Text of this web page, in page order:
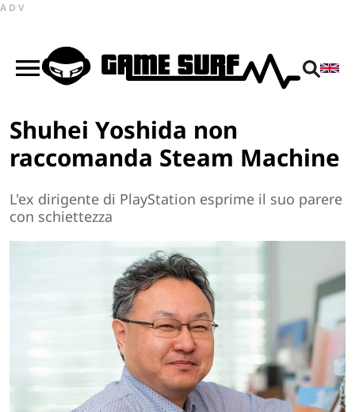
ADV
Shuhei Yoshida non
raccomanda Steam Machine
L'ex dirigente di PlayStation esprime il suo parere
con schiettezza